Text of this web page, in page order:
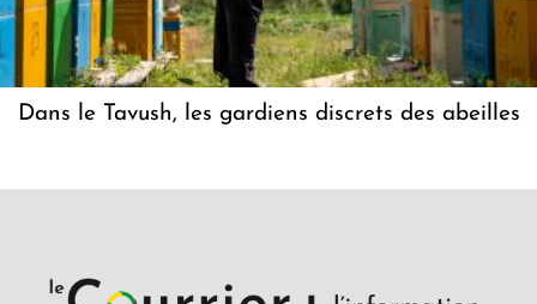
Dans le Tavush, les gardiens discrets des abeilles